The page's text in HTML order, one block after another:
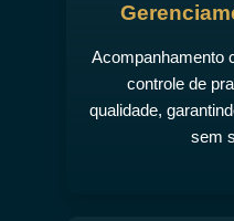
Acompanhamento
controle de
qualidade,
sem